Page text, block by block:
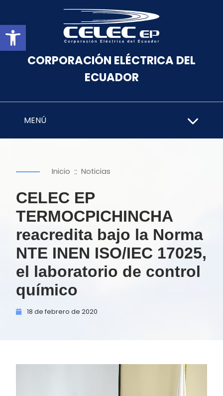
Abrir barra de herramientas
CORPORACIÓN ELÉCTRICA DEL
ECUADOR
MENÚ
Inicio :: Noticias
CELEC EP
TERMOCPICHINCHA
reacredita bajo la Norma
NTE INEN ISO/IEC 17025,
el laboratorio de control
químico
18 de febrero de 2020